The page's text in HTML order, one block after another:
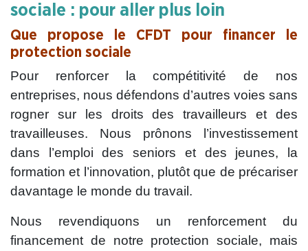
sociale : pour aller plus loin
Que propose le CFDT pour financer le
protection sociale
Pour renforcer la compétitivité de nos
entreprises, nous défendons d’autres voies sans
rogner sur les droits des travailleurs et des
travailleuses. Nous prônons l’investissement
dans l’emploi des seniors et des jeunes, la
formation et l’innovation, plutôt que de précariser
davantage le monde du travail.
Nous revendiquons un renforcement du
financement de notre protection sociale, mais